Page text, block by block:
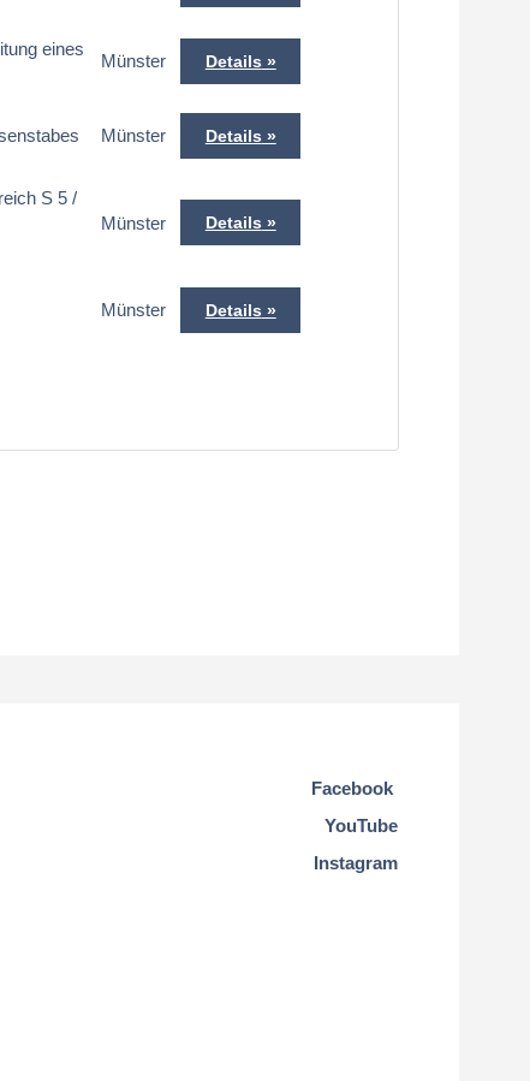
eines
Münster Details
Münster Details
S 5 /
Münster Details
Münster Details
Facebook
YouTube
Instagram